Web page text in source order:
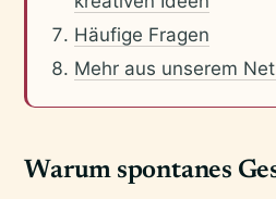
Häufige Fragen
Mehr aus unserem
Warum spontanes